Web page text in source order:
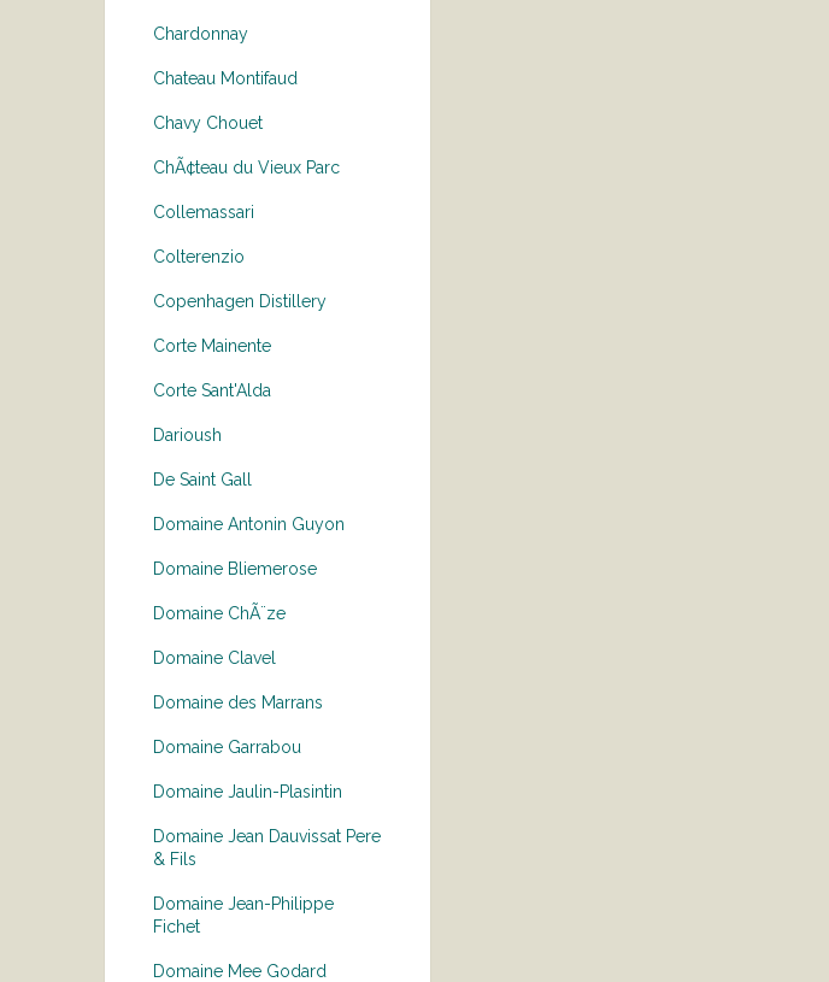
Chardonnay
Chateau Montifaud
Chavy Chouet
ChÃ¢teau du Vieux Parc
Collemassari
Colterenzio
Copenhagen Distillery
Corte Mainente
Corte Sant'Alda
Darioush
De Saint Gall
Domaine Antonin Guyon
Domaine Bliemerose
Domaine ChÃ¨ze
Domaine Clavel
Domaine des Marrans
Domaine Garrabou
Domaine Jaulin-Plasintin
Domaine Jean Dauvissat Pere
& Fils
Domaine Jean-Philippe
Fichet
Domaine Mee Godard